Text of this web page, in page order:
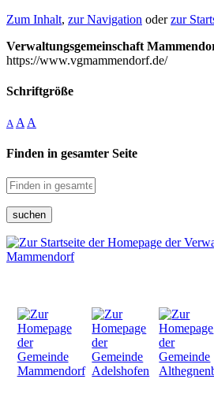
Zum Inhalt, zur Navigation oderzur
Verwaltungsgemeinschaft
https://www.vgmammendorf.de/
Schriftgröße
A A A
Finden in gesamter Seite
suchen